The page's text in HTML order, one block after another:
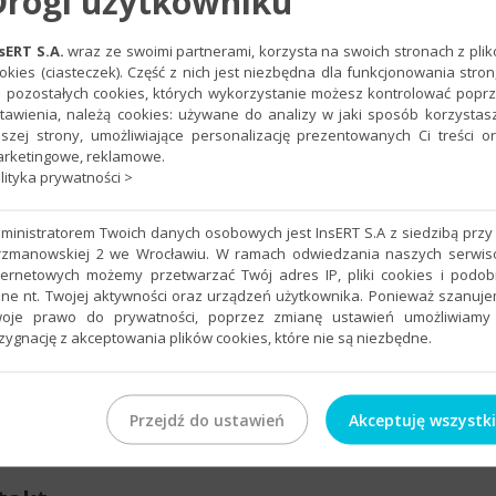
Sp. z o.o.
programu Subiekt NEXO, skierowane zarówno do nowych
się, jak sprawnie obsługiwać program, aby ułatwić
- Kompleksowe omówienie nowego interfejsu programu oraz
- Obsługę dokumentów handlowych, magazynowych i
- Drukowanie etykiet oraz obsługę urządzeń zewnętrznych jak
- Szkolenie prowadzone jest w formie wykładu i warsztatów
siedzibie lub zdalnie, - Czas i zakres ustalane są na
letnim stażem w programach firmy Insert Po zakończeniu
dotyczy pakietu powyżej 4 godzin szkolenia. Koszt dojazdu
S.A. wraz ze swoimi partnerami, korzysta na swoich stronach z
(ciasteczek). Część z nich jest niezbędna dla funkcjonowania
pozostałych cookies, których wykorzystanie możesz kontrolować
należą cookies: używane do analizy w jaki sposób
strony, umożliwiające personalizację prezentowanych Ci treści
reklamowe.
prywatności >
Twoich danych osobowych jest InsERT S.A z siedzibą przy
2 we Wrocławiu. W ramach odwiedzania naszych
możemy przetwarzać Twój adres IP, pliki cookies i
nt. Twojej aktywności oraz urządzeń użytkownika. Ponieważ
prawo do prywatności, poprzez zmianę ustawień umożliwiamy
z akceptowania plików cookies, które nie są niezbędne.
Przejdź do ustawień Akceptuję